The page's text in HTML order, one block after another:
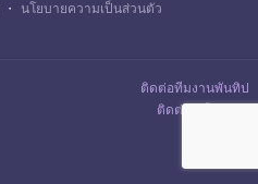
・ นโยบายความเป็นส่วนตัว
ติดต่อทีมงานพันทิป
ติดต่อลงโฆษณา